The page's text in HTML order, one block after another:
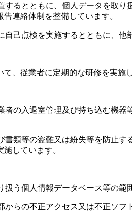
するとともに、個人データを取
連絡体制を整備しています。
己点検を実施するとともに、他
、従業者に定期的な研修を実施
者の入退室管理及び持ち込む機
類等の盗難又は紛失等を防止
しています。
う個人情報データベース等の範
らの不正アクセス又は不正ソフ